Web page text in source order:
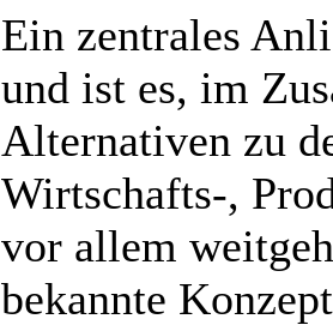
Ein zentrales
und ist es, im
Alternativen zu
Wirtschafts-,
vor allem
bekannte